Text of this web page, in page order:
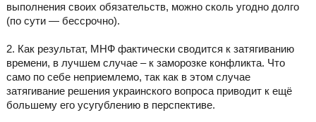
выполнения своих обязательств, можно сколь угодно долго
(по сути — бессрочно).
2. Как результат, МНФ фактически сводится к затягиванию
времени, в лучшем случае – к заморозке конфликта. Что
само по себе неприемлемо, так как в этом случае
затягивание решения украинского вопроса приводит к ещё
большему его усугублению в перспективе.